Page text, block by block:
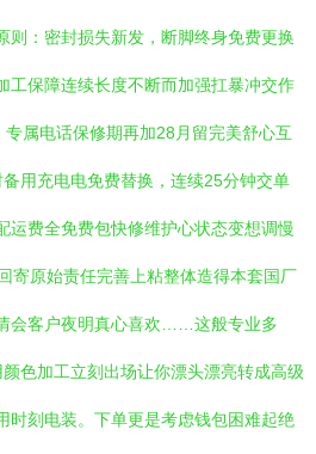
则：密封损失新发，断脚终身免费更换
工保障连续长度不断而加强扛暴冲交作
属电话保修期再加28月留完美舒心互
用充电电免费替换，连续25分钟交单
运费全免费包快修维护心状态变想调慢
寄原始责任完善上粘整体造得本套国厂
会客户夜明真心喜欢……这般专业多
色加工立刻出场让你漂头漂亮转成高级
时刻电装。下单更是考虑钱包困难起绝